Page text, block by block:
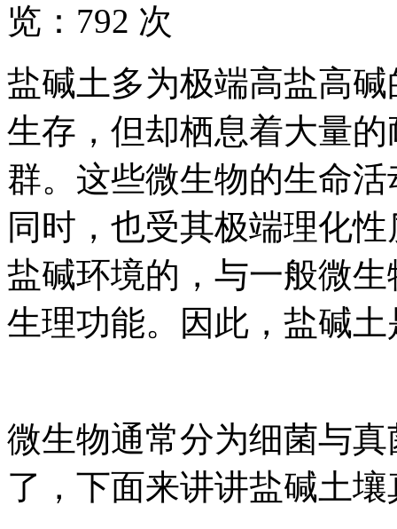
览： 792 次
盐碱土多为极端高盐高
生存，但却栖息着大量
群。这些微生物的生命
同时，也受其极端理化
盐碱环境的，与一般微
生理功能。因此，盐碱
微生物通常分为细菌与
了，下面来讲讲盐碱土